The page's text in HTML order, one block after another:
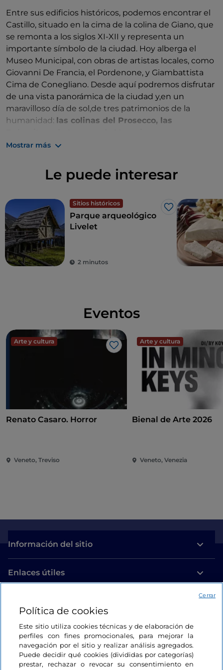
Entre sus edificios históricos, podemos encontrar el
Castillo, situado en la cima de la colina de Giano, que
se remonta a los siglos XI-XII y representa un
importante símbolo de la ciudad. Hoy alberga el
Museo Municipal, con obras de artistas locales, como
Giovanni De Francia, el Pordenone, y Giambattista
Cima de Conegliano. Desde aquí podremos disfrutar
de una vista panorámica de la ciudad y,en un
maravilloso día de sol,de tres patrimonios de la
humanidad: las colinas del Prosecco, las
Hermandad de los Batidos, su fachada presenta
admirar el retablo de la “Virgen en trono con Niño
entre ángeles y santos” de Cima da Conegliano.
Sobre el pórtico gótico se encuentra la
Sala de los
Batidos, decorada con frescos de Francesco da
Milano, que representan la vida de Jesús. A lo largo
de los siglos, la sala ha tenido diferentes usos,entre
Andrea Scala e inaugurado en 1869. Presenta una
fachada neoclásica, con dos esfinges en piedra a los
lados de la escalera principal. Cuenta con un aforo de
803 plazas y ofrece una rica temporada teatral, que
incluye espectáculos de prosa, música y danza.
Palazzo Sarcinelli,
sede de la Galería de Arte de la ciudad
de numerosos eventos culturales.
Mostrar más
Le puede interesar
Sitios históricos
Me gusta
Parque arqueológico
Livelet
2 minutos
Eventos
Arte y cultura
Me gusta
Renato Casaro. Horror
Veneto, Treviso
Arte y cultura
Bienal de Arte 2026
Veneto, Venezia
Información del sitio
Enlaces útiles
Política de cookies
Este sitio utiliza cookies técnicas y de elaboración de
perfiles con fines promocionales, para mejorar la
navegación por el sitio y realizar análisis agregados.
Puede decidir qué cookies (divididas por categorías)
prestar, rechazar o revocar su consentimiento en
Cerrar